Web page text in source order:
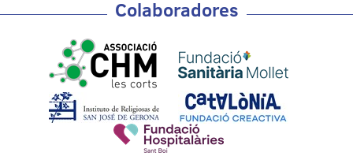
Colaboradores